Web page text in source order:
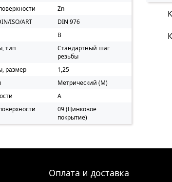
Zn
ISO/ART
DIN 976
B
тип
Стандартный шаг
резьбы
размер
1,25
Метрический (M)
A
09 (Цинковое
покрытие)
Оплата и доставка